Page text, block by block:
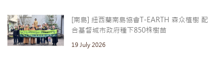
[南島] 紐西蘭南島協會T-EARTH 森众植樹 配
合基督城市政府種下850株樹苗
19 July 2026